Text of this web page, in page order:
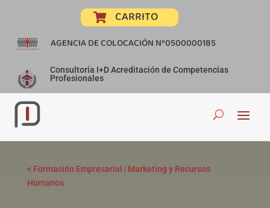
 CARRITO
AGENCIA DE COLOCACIÓN Nº0500000185
Consultoría I+D Acreditación de Competencias
Profesionales
< Formación Empresarial | Marketing y Recursos
Humanos